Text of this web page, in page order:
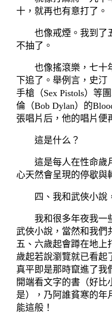
十，就再也有意打了。
也像戒煙。我到了
不抽了。
也像搖滾樂，七十
下追了。舉例言，史
手槍（Sex Pistols）等
倫（Bob Dylan）的
張唱片后，他的唱片便
這是什么？
這是每人在性命歲
心天然會呈現的停歇與
四、我和武俠小說
我和很多年夜我一
武俠小說，當然和我們
五、六歲起會蹲在地上
歲起若說瀏覽就已看起
真平即是那時竄進了我
開端看文字的書（好比
是），乃阿誰貧寒的年
能這般！